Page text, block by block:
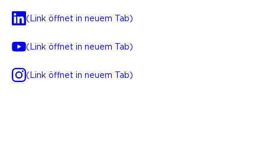
(Link öffnet in neuem Tab)
(Link öffnet in neuem Tab)
(Link öffnet in neuem Tab)